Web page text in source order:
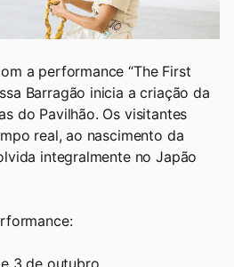
a performance “The First
Barragão inicia a criação da
do Pavilhão. Os visitantes
real, ao nascimento da
integralmente no Japão